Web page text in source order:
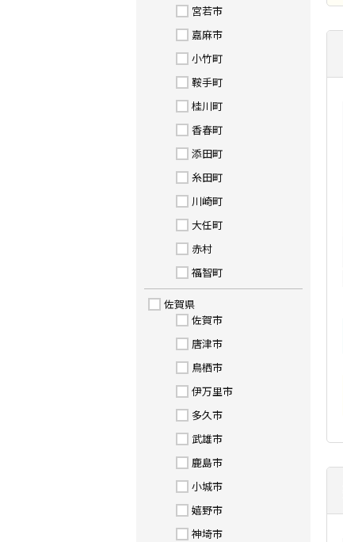
宮若市
嘉麻市
小竹町
鞍手町
桂川町
香春町
添田町
糸田町
川崎町
大任町
赤村
福智町
佐賀県
佐賀市
唐津市
鳥栖市
伊万里市
多久市
武雄市
鹿島市
小城市
嬉野市
神埼市